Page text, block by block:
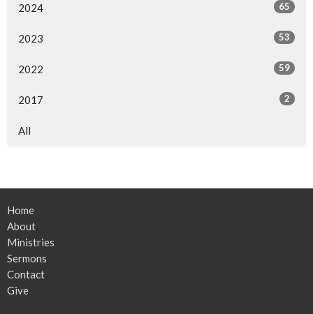
2024 65
2023 53
2022 59
2017 2
All
Home
About
Ministries
Sermons
Contact
Give